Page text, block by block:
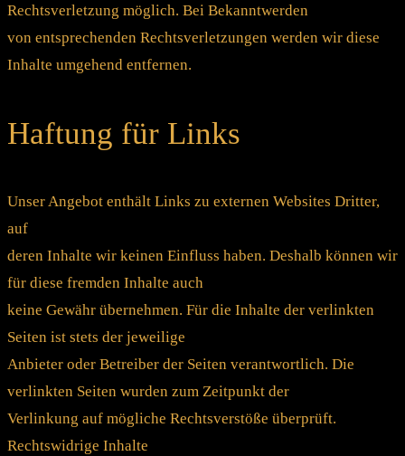
Rechtsverletzung möglich. Bei Bekanntwerden
von entsprechenden Rechtsverletzungen werden wir diese
Inhalte umgehend entfernen.
Haftung für Links
Unser Angebot enthält Links zu externen Websites Dritter,
auf
deren Inhalte wir keinen Einfluss haben. Deshalb können wir
für diese fremden Inhalte auch
keine Gewähr übernehmen. Für die Inhalte der verlinkten
Seiten ist stets der jeweilige
Anbieter oder Betreiber der Seiten verantwortlich. Die
verlinkten Seiten wurden zum Zeitpunkt der
Verlinkung auf mögliche Rechtsverstöße überprüft.
Rechtswidrige Inhalte